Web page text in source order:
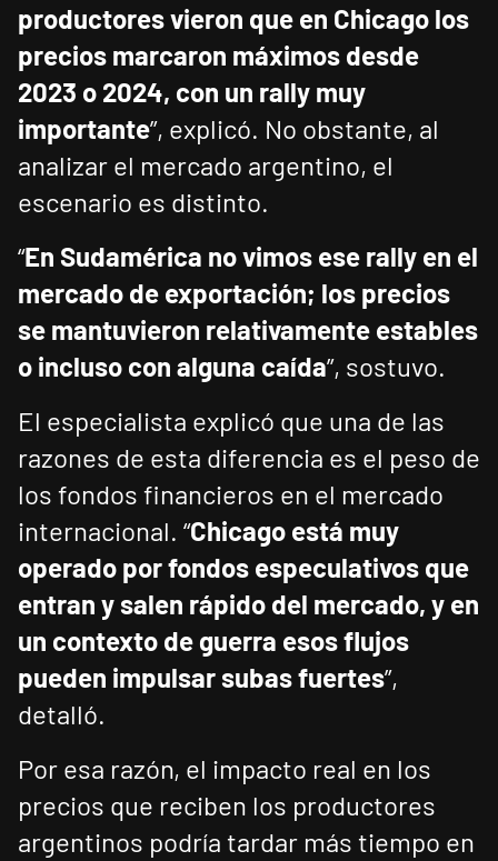
productores vieron que en Chicago los
precios marcaron máximos desde
2023 o 2024, con un rally muy
importante”, explicó. No obstante, al
analizar el mercado argentino, el
escenario es distinto.
“En Sudamérica no vimos ese rally en el
mercado de exportación; los precios
se mantuvieron relativamente estables
o incluso con alguna caída”, sostuvo.
El especialista explicó que una de las
razones de esta diferencia es el peso de
los fondos financieros en el mercado
internacional. “Chicago está muy
operado por fondos especulativos que
entran y salen rápido del mercado, y en
un contexto de guerra esos flujos
pueden impulsar subas fuertes”,
detalló.
Por esa razón, el impacto real en los
precios que reciben los productores
argentinos podría tardar más tiempo en